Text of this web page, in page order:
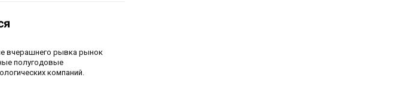
вчерашнего рывка рынок
полугодовые
компаний.